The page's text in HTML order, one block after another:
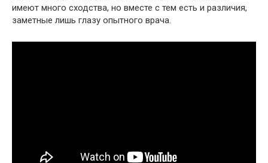
имеют много сходства, но вместе с тем есть и различия,
заметные лишь глазу опытного врача.